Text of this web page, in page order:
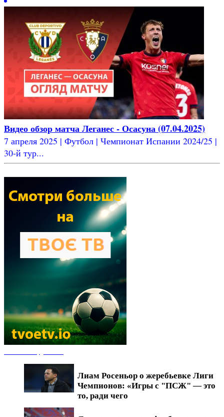
Видео обзор матча Леганес - Осасуна (07.04.2025)
7 апреля 2025 | Футбол | Чемпионат Испании 2024/25 |
30-й тур...
Лиам Росеньор о жеребьевке Лиги
Чемпионов: «Игры с "ПСЖ" — это
то, ради чего